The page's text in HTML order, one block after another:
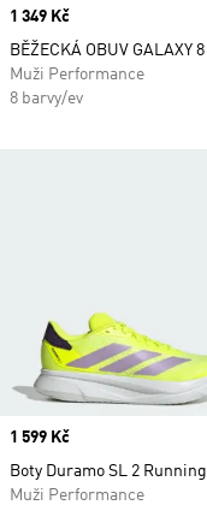
Price
1 349 Kč
BĚŽECKÁ OBUV GALAXY 8
Muži Performance
8 barvy/ev
Price
1 599 Kč
Boty Duramo SL 2 Running
Muži Performance